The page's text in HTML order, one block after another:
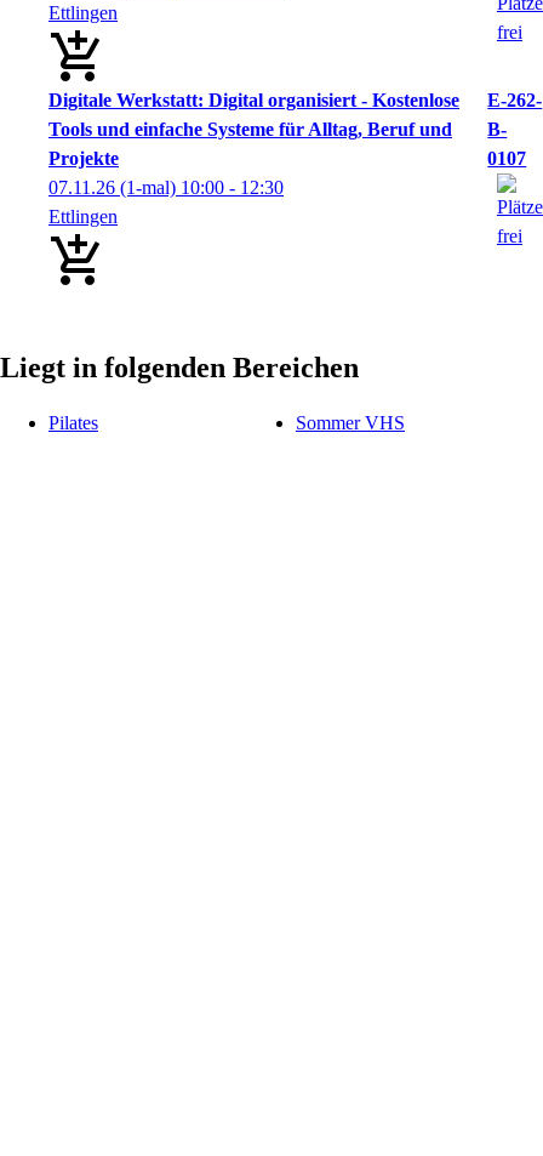
Ettlingen
Digitale Werkstatt: Digital organisiert - Kostenlose
Tools und einfache Systeme für Alltag, Beruf und
Projekte
E-262-
B-
0107
07.11.26 (1-mal) 10:00 - 12:30
Ettlingen
Liegt in folgenden Bereichen
Pilates Sommer VHS